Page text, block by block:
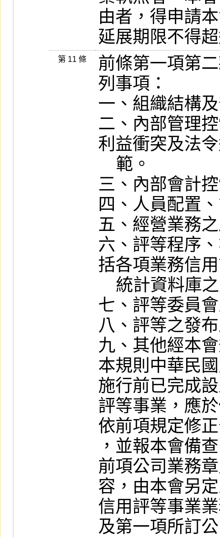
由者，得申請
延展期限不得
第 11 條
前條第一項第
列事項：
一、組織結構
二、內部管理
利益衝突及法
三、內部會計
四、人員配置
五、經營業務
六、評等程序
括各項業務信
七、評等委員
八、評等之發
九、其他經本
本規則中華民
施行前已完成
評等事業，應
依前項規定修
，並報本會備
前項公司業務
容，由本會另
信用評等事業
及第一項所訂